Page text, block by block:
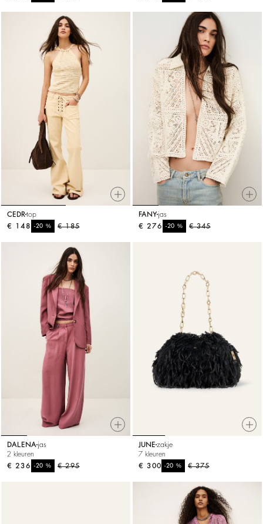
CEDR top
€ 185
-20%
€ 148
FANY jas
€ 345
-20%
€ 276
DALENA jas
2 kleuren
€ 295
-20%
€ 236
JUNE zakje
7 kleuren
€ 375
-20%
€ 300